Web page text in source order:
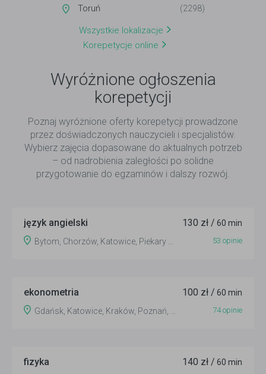
Toruń (2298)
Wszystkie lokalizacje
Korepetycje online
Wyróżnione ogłoszenia
korepetycji
Poznaj wyróżnione oferty korepetycji prowadzone
przez doświadczonych nauczycieli i specjalistów.
Wybierz zajęcia dopasowane do aktualnych potrzeb
– od nadrobienia zaległości po solidne
przygotowanie do egzaminów i dalszy rozwój.
język angielski 130 zł / 60 min
53 opinie
ekonometria 100 zł / 60 min
74 opinie
fizyka 140 zł / 60 min